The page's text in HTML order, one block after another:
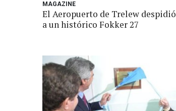
MAGAZINE
El Aeropuerto de Trelew despidió
a un histórico Fokker 27